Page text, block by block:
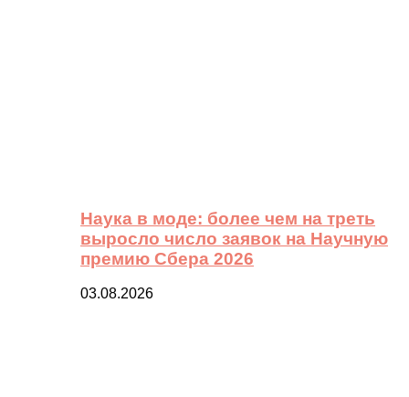
Наука в моде: более чем на треть
выросло число заявок на Научную
премию Сбера 2026
03.08.2026